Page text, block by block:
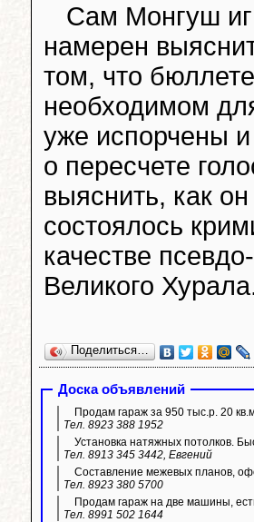
Сам Монгуш
намерен
том, что
необходимом
уже испорчены
о пересчете
выяснить, как
состоялось
качестве
Великого
Поделиться…
Доска объявлений
Продам гараж за 950 тыс.р. 20
Тел. 8923 388 1952
Установка натяжных потолков.
Тел. 8913 345 3442, Евгений
Составление межевых планов,
Тел. 8923 380 5700
Продам гараж на две машины,
Тел. 8991 502 1644